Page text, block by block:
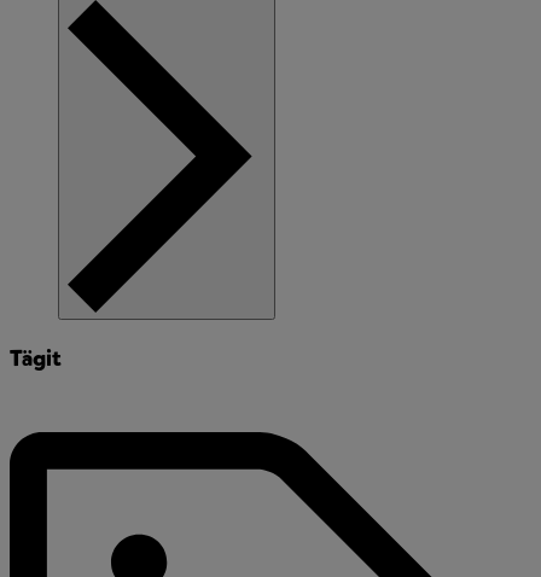
Tägit